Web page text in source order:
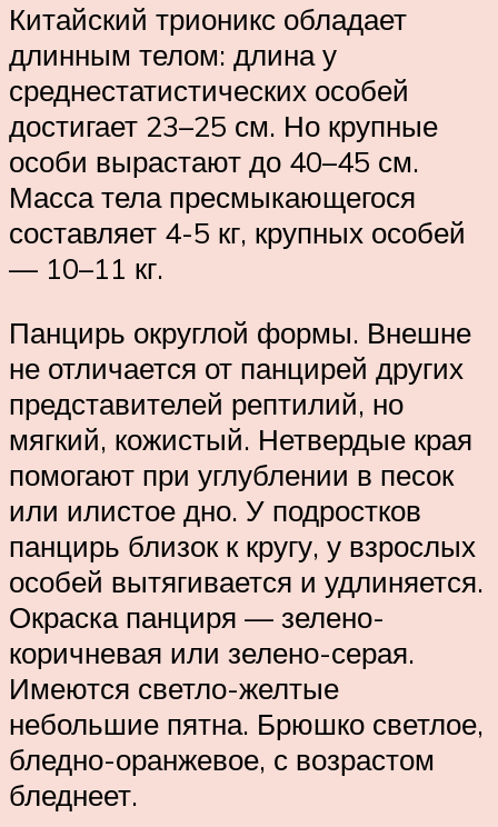
Китайский трионикс обладает
длинным телом: длина у
среднестатистических особей
достигает 23–25 см. Но крупные
особи вырастают до 40–45 см.
Масса тела пресмыкающегося
составляет 4-5 кг, крупных особей
— 10–11 кг.
Панцирь округлой формы. Внешне
не отличается от панцирей других
представителей рептилий, но
мягкий, кожистый. Нетвердые края
помогают при углублении в песок
или илистое дно. У подростков
панцирь близок к кругу, у взрослых
особей вытягивается и удлиняется.
Окраска панциря — зелено-
коричневая или зелено-серая.
Имеются светло-желтые
небольшие пятна. Брюшко светлое,
бледно-оранжевое, с возрастом
бледнеет.